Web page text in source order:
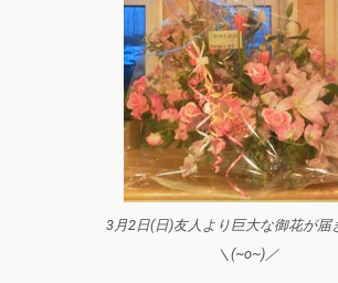
3月2日(日)友人より巨大な御花が届
＼(~o~)／